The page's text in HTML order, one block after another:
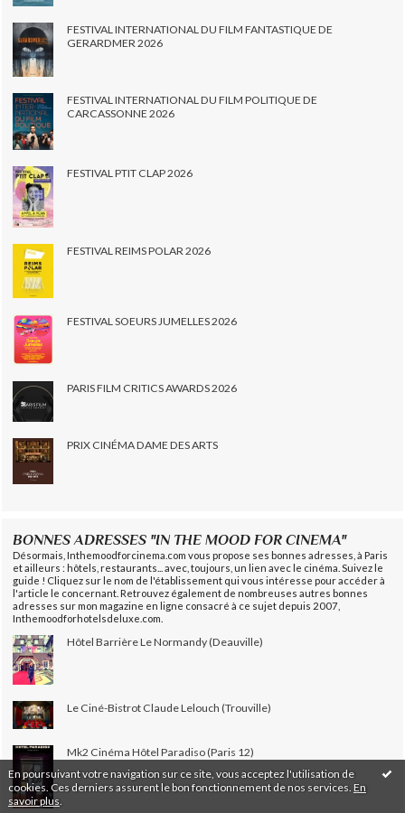
En poursuivant votre navigation sur ce site, vous acceptez l'utilisation de
cookies. Ces derniers assurent le bon fonctionnement de nos services. En
savoir plus
FESTIVAL INTERNATIONAL DU FILM FANTASTIQUE DE
GERARDMER 2026
FESTIVAL INTERNATIONAL DU FILM POLITIQUE DE
CARCASSONNE 2026
FESTIVAL PTIT CLAP 2026
FESTIVAL REIMS POLAR 2026
FESTIVAL SOEURS JUMELLES 2026
PARIS FILM CRITICS AWARDS 2026
PRIX CINÉMA DAME DES ARTS
BONNES ADRESSES "IN THE MOOD FOR CINEMA"
Désormais, Inthemoodforcinema.com vous propose ses bonnes adresses, à Paris
et ailleurs : hôtels, restaurants... avec, toujours, un lien avec le cinéma. Suivez le
guide ! Cliquez sur le nom de l'établissement qui vous intéresse pour accéder à
l'article le concernant. Retrouvez également de nombreuses autres bonnes
adresses sur mon magazine en ligne consacré à ce sujet depuis 2007,
Inthemoodforhotelsdeluxe.com.
Hôtel Barrière Le Normandy (Deauville)
Le Ciné-Bistrot Claude Lelouch (Trouville)
Mk2 Cinéma Hôtel Paradiso (Paris 12)